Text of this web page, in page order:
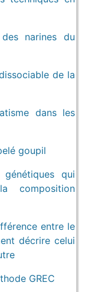
narines du
de la
dans les
goupil
qui
composition
entre le
décrire celui
GREC